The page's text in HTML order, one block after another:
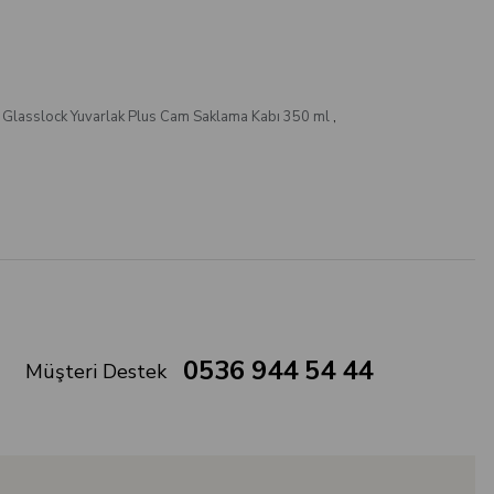
Yuvarlak Plus Cam Saklama Kabı 350 ml ,
Müşteri Destek 0536 944 54 44